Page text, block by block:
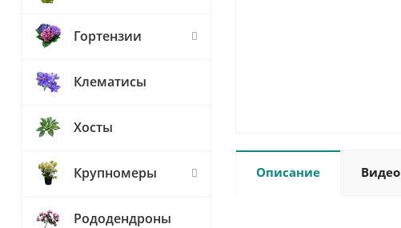
Описание Видео
Гортензии
Клематисы
Хосты
Крупномеры
Рододендроны